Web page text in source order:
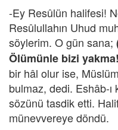
-Ey Resûlün halifesi!
Resûlullahın Uhud
söylerim. O gün sana;
Ölümünle bizi
bir hâl olur ise,
bulmaz, dedi. Eshâb-ı
sözünü tasdik etti.
münevvereye döndü.